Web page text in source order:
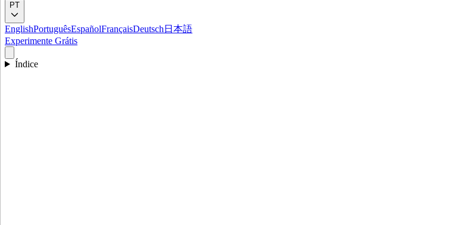
PT
EnglishPortuguêsEspañolFrançaisDeutsch 日本語
Experimente Grátis
Índice